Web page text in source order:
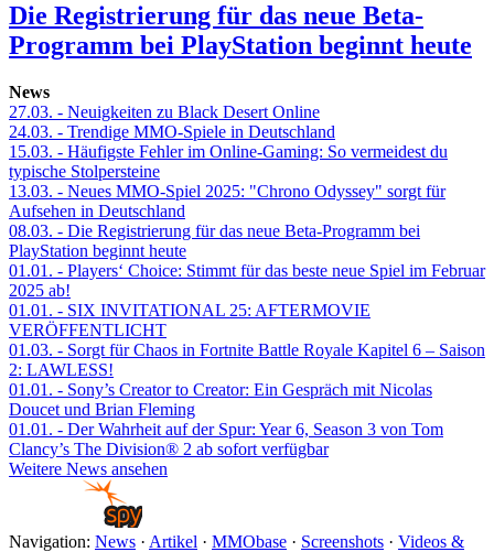
Die Registrierung für das neue Beta-
Programm bei PlayStation beginnt heute
News
27.03. - Neuigkeiten zu Black Desert Online
24.03. - Trendige MMO-Spiele in Deutschland
15.03. - Häufigste Fehler im Online-Gaming: So vermeidest du
typische Stolpersteine
13.03. - Neues MMO-Spiel 2025: "Chrono Odyssey" sorgt für
Aufsehen in Deutschland
08.03. - Die Registrierung für das neue Beta-Programm bei
PlayStation beginnt heute
01.01. - Players‘ Choice: Stimmt für das beste neue Spiel im Februar
2025 ab!
01.01. - SIX INVITATIONAL 25: AFTERMOVIE
VERÖFFENTLICHT
01.03. - Sorgt für Chaos in Fortnite Battle Royale Kapitel 6 – Saison
2: LAWLESS!
01.01. - Sony’s Creator to Creator: Ein Gespräch mit Nicolas
Doucet und Brian Fleming
01.01. - Der Wahrheit auf der Spur: Year 6, Season 3 von Tom
Clancy’s The Division® 2 ab sofort verfügbar
Weitere News ansehen
Navigation: News · Artikel · MMObase · Screenshots · Videos &